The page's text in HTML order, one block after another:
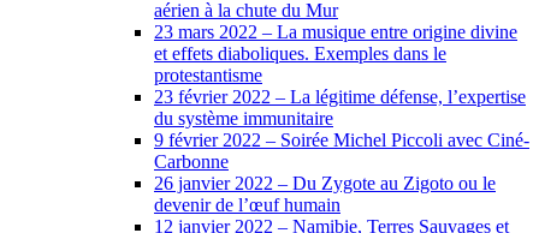
aérien à la chute du Mur
23 mars 2022 – La musique entre origine divine
et effets diaboliques. Exemples dans le
protestantisme
23 février 2022 – La légitime défense, l’expertise
du système immunitaire
9 février 2022 – Soirée Michel Piccoli avec Ciné-
Carbonne
26 janvier 2022 – Du Zygote au Zigoto ou le
devenir de l’œuf humain
12 janvier 2022 – Namibie, Terres Sauvages et